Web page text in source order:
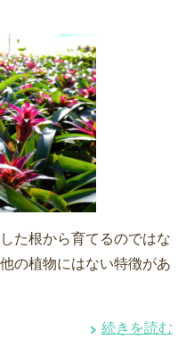
た根から育てるのではな
の植物にはない特徴があ
続きを読む